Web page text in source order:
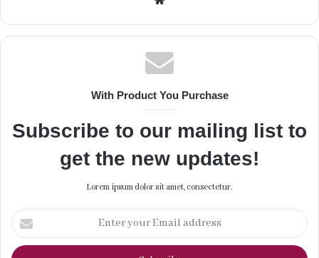
With Product You Purchase
Subscribe to our mailing list to
get the new updates!
Lorem ipsum dolor sit amet, consectetur.
Enter
your
Email